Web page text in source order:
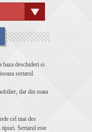
baza deschideri si
sertarul.
dar din toata
cel mai des
tipuri. Sertarul este